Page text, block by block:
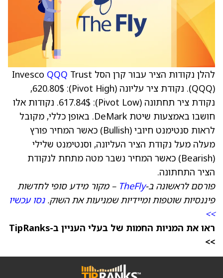
להלן נקודות הציר עבור קרן הסל Invesco QQQ Trust
(QQQ). נקודת ציר עליונה (Pivot High): 620.80$,
נקודת ציר תחתונה (Pivot Low): 617.84$. נקודות אלו
חושבו באמצעות שיטת DeMark. באופן כללי, מקובל
לראות סנטימנט חיובי (Bullish) כאשר המחיר פורץ
מעלה מעל נקודת הציר העליונה, וסנטימנט שלילי
(Bearish) כאשר המחיר נשבר מטה מתחת לנקודת
הציר התחתונה.
פורסם לראשונה ב-TheFly – מקור מידע סופי לחדשות
פיננסיות שוטפות ומיידיות שמניעות את השוק.נסו עכשיו
>>
ראו את המניות החמות של בעלי העניין ב-TipRanks
>>